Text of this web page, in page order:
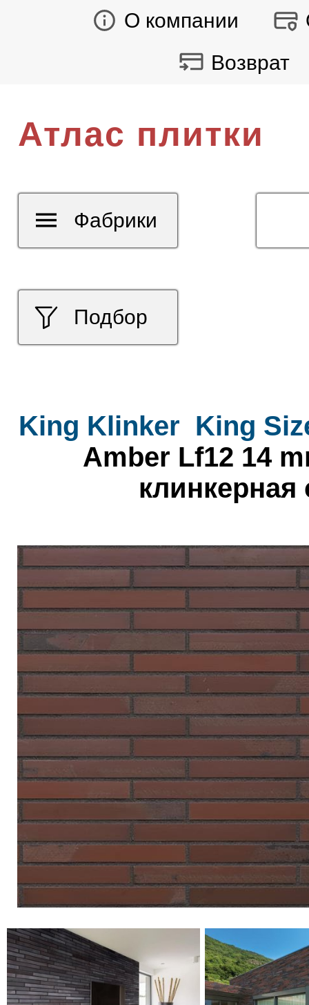
О компании
Возврат
Атлас плитки
Подбор
Фабрики
King Klinker King
Amber Lf12 14
клинкерная